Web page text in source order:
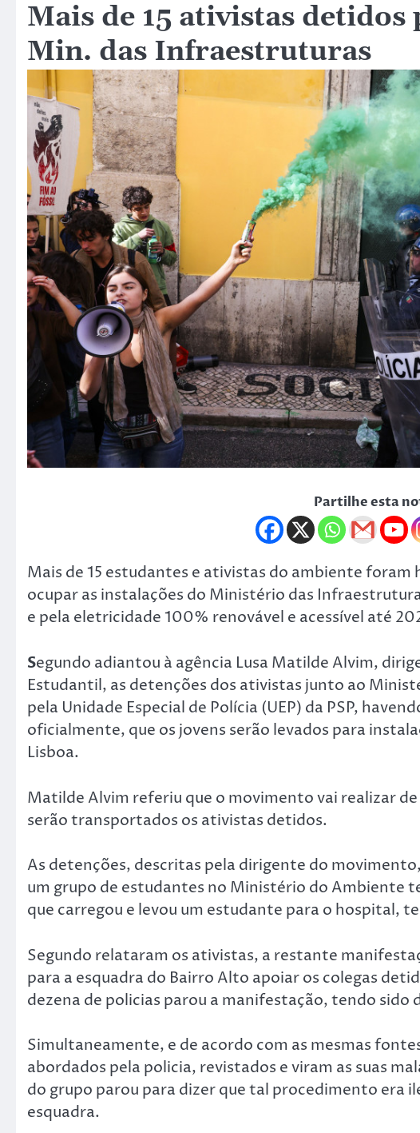
Mais de 15 ativistas
Min. das Infraestruturas
Partilhe esta
Mais de 15 estudantes e ativistas do ambiente
ocupar as instalações do Ministério das
e pela eletricidade 100% renovável e acessível até
Segundo adiantou à agência Lusa Matilde Alvim,
Estudantil, as detenções dos ativistas junto ao
pela Unidade Especial de Polícia (UEP) da PSP,
oficialmente, que os jovens serão levados para
Lisboa.
Matilde Alvim referiu que o movimento vai realizar
serão transportados os ativistas detidos.
As detenções, descritas pela dirigente do
um grupo de estudantes no Ministério do Ambiente
que carregou e levou um estudante para o hospital,
Segundo relataram os ativistas, a restante
para a esquadra do Bairro Alto apoiar os colegas
dezena de policias parou a manifestação, tendo sido
Simultaneamente, e de acordo com as mesmas
abordados pela policia, revistados e viram as suas
do grupo parou para dizer que tal procedimento era
esquadra.